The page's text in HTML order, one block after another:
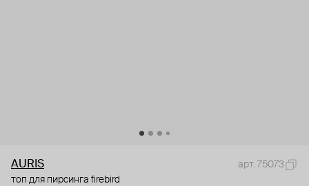
AURIS
арт. 75073
топ для пирсинга firebird